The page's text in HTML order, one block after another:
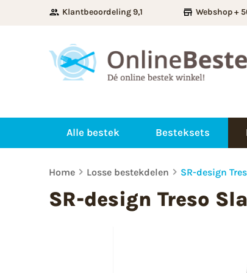
Klantbeoordeling 9,1 Webshop +
Alle bestek Besteksets
Home Losse bestekdelen SR-design
SR-design Treso